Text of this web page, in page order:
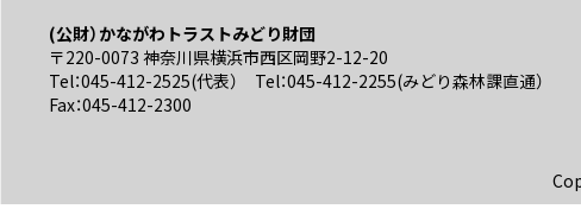
(公財）かながわトラストみどり財団
〒220-0073 神奈川県横浜市西区岡野2-12-20
Tel：045-412-2525(代表） Tel：045-412-2255(みどり森林課直通）
Fax：045-412-2300